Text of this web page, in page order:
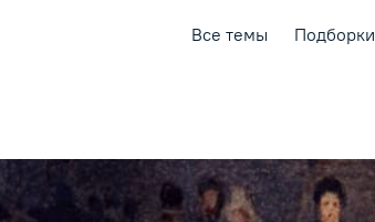
Все темы Подборки